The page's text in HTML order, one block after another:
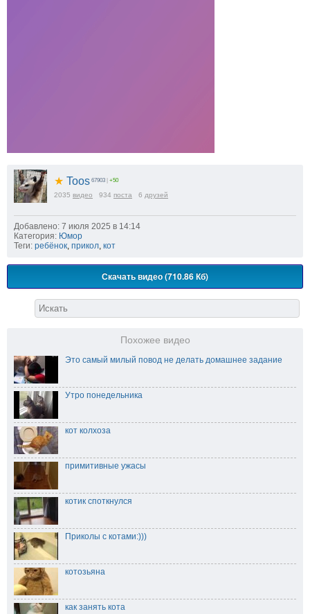
★ Toos 67903 | +50
2035 видео 934 поста 6 друзей
Добавлено: 7 июля 2025 в 14:14
Категория: Юмор
Теги: ребёнок прикол кот
Скачать видео (710.86 Кб)
Похожее видео
Это самый милый повод не делать домашнее задание
Утро понедельника
кот колхоза
примитивные ужасы
котик споткнулся
Приколы с котами:)))
котозьяна
как занять кота